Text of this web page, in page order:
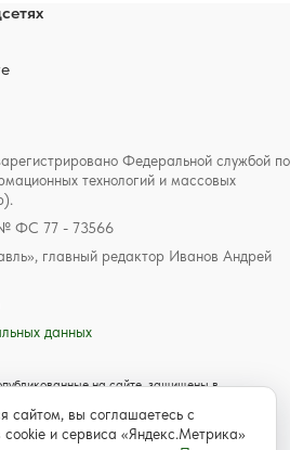
Федеральной службой по
технологий и массовых
№ ФС 77 - 73566
главный редактор Иванов Андрей
данных
на сайте, защищены в
законодательством об авторском
текстовых, фото, аудио и
согласия правообладателя с обязательной
сайтом, вы соглашаетесь с
cookie и сервиса «Яндекс.Метрика»